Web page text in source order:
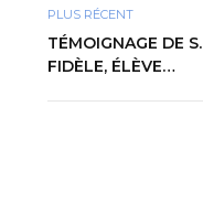
PLUS RÉCENT
TÉMOIGNAGE DE S.
FIDÈLE, ÉLÈVE